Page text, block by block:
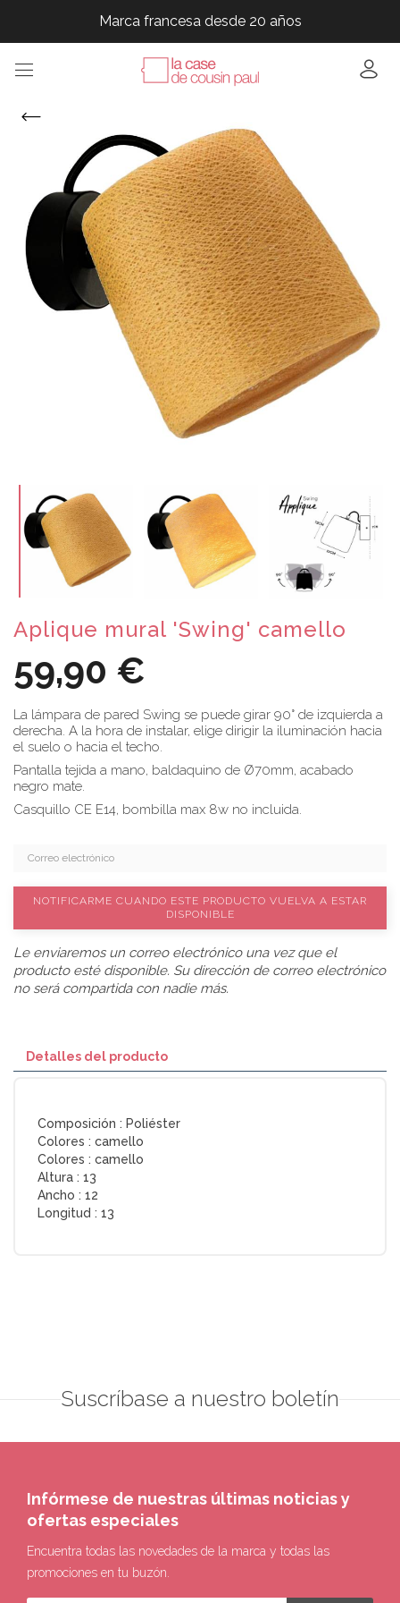
Marca francesa desde 20 años
Marca francesa desde 20 años
Marca francesa desde 20 años
Aplique mural 'Swing' camello
59,90 €
La lámpara de pared Swing se puede girar 90° de izquierda a
derecha. A la hora de instalar, elige dirigir la iluminación hacia
el suelo o hacia el techo.
Pantalla tejida a mano, baldaquino de Ø70mm, acabado
negro mate.
Casquillo CE E14, bombilla max 8w no incluida.
NOTIFICARME CUANDO ESTE PRODUCTO VUELVA A ESTAR
DISPONIBLE
Le enviaremos un correo electrónico una vez que el
producto esté disponible. Su dirección de correo electrónico
no será compartida con nadie más.
Detalles del producto
Composición : Poliéster
Colores : camello
Colores : camello
Altura : 13
Ancho : 12
Longitud : 13
Suscríbase a nuestro boletín
Infórmese de nuestras últimas noticias y
ofertas especiales
Encuentra todas las novedades de la marca y todas las
promociones en tu buzón.